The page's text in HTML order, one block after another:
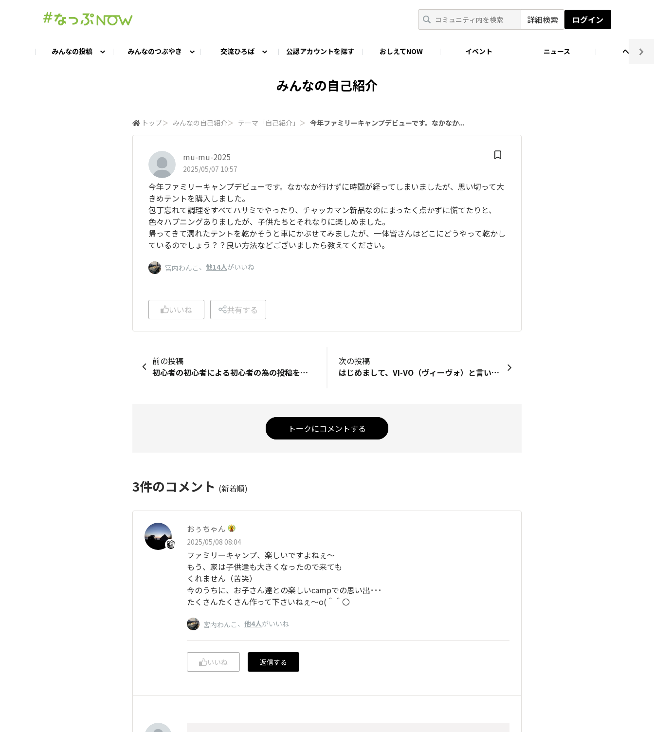
詳細検索 ログイン
みんなの投稿 みんなのつぶやき 交流ひろば 公認アカウントを探す おしえてNOW イベント ニュース ヘルプ
みんなの自己紹介
トップ＞ みんなの自己紹介＞ テーマ「自己紹介」 ＞ 今年ファミリーキャンプデビューです。なかなか...
mu-mu-2025
2025/05/07 10:57
今年ファミリーキャンプデビューです。なかなか行けずに時間が経ってしまいましたが、思い切って大
きめテントを購入しました。
包丁忘れて調理をすべてハサミでやったり、チャッカマン新品なのにまったく点かずに慌てたりと、
色々ハプニングありましたが、子供たちとそれなりに楽しめました。
帰ってきて濡れたテントを乾かそうと車にかぶせてみましたが、一体皆さんはどこにどうやって乾かし
ているのでしょう？？良い方法などございましたら教えてください。
宮内わんこ 、 他14人がいいね
いいね 共有する
前の投稿
初心者の初心者による初心者の為の投稿を心がけて、去年８月からソロキャンプを始めた初心者キャンパーMELと申します。 こちらなっぷの皆さんの野外活動に触発され、学んで、質問を繰り返し、試行錯誤のうえ、夏の暑いキャンプや紅葉、冬は雪中、春は桜のお花見と、連泊もやって、海沿いの強風、悪天候、Duoで人を連れていくキャンプ、タープのみのdayキャンなど、初めてのことばかりを挑戦しこれまで来ました。 基本的にソロキャンプを楽しんでいます。 初めての挑戦は人生に彩りを付け加えてくれて、大変😖💦なこともありましたが総じて楽しいもんですょ🤭 これから始める方や、一人では不安な方もMELや沢山の仲間の皆さんと学びながら楽しくキャンプをしましょうね～😆いつからだって、何歳からだって始められます！ よく行くキャンプ場は色々ありますが、福岡で高規格のキャンプ場をご紹介します。 Uminomoriキャンプ場は去年できたばかりの新しい設備のキャンプ場です。 林間サイトもあり、夜景も見えます。 福岡にお住まいの方は勿論、皆さんにいってみて欲しいですよ✨
次の投稿
はじめまして、VI-VO（ヴィーヴォ）と言います。 少し前から歩くことが楽しくなってきて、vivo Baer foot という靴を買ったので、そこから名前を拝借しました🙏 低山ハイクが好きでよく行くのと、キャンプは夏以外はどのシーズンも好きで行きます🏕️ 皆さんいろんなこと知ってるな〜と、投稿を見て勉強させていただいてます！たまに「それ、もっと教えて」とコメントすることもありますが、その時は優しく接してあげてくださいww 宜しくお願いします🙇‍♂️
トークにコメントする
3件のコメント (新着順)
おぅちゃん
2025/05/08 08:04
ファミリーキャンプ、楽しいですよねぇ～
もう、家は子供達も大きくなったので来ても
くれません（苦笑）
今のうちに、お子さん達との楽しいcampでの思い出･･･
たくさんたくさん作って下さいねぇ～o(＾＾〇
宮内わんこ 、 他4人がいいね
いいね 返信する